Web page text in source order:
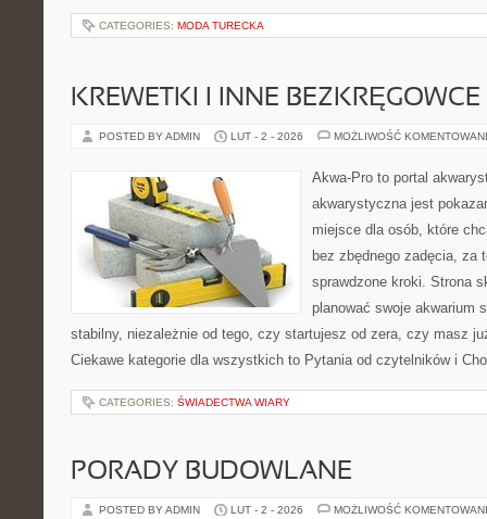
CATEGORIES: MODA TURECKA
KREWETKI I INNE BEZKRĘGOWCE
POSTED BY ADMIN LUT - 2 - 2026 MOŻLIWOŚĆ
Akwa-Pro to portal
akwarystyczna jest
miejsce dla osób, które
bez zbędnego zadęcia, za
sprawdzone kroki. Strona
planować swoje akwarium
stabilny, niezależnie od tego, czy startujesz od zera, czy masz
Ciekawe kategorie dla wszystkich to Pytania od czytelników i
CATEGORIES: ŚWIADECTWA WIARY
PORADY BUDOWLANE
POSTED BY ADMIN LUT - 2 - 2026 MOŻLIWOŚĆ